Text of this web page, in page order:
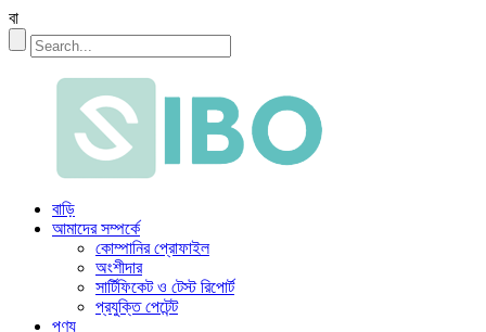
বা
বাড়ি
আমাদের সম্পর্কে
কোম্পানির প্রোফাইল
অংশীদার
সার্টিফিকেট ও টেস্ট রিপোর্ট
প্রযুক্তি পেটেন্ট
পণ্য